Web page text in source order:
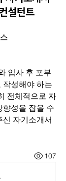
설턴트
입사 후 포부
작성해야 하는
전체적으로 자
향성을 잡을 수
자기소개서
107